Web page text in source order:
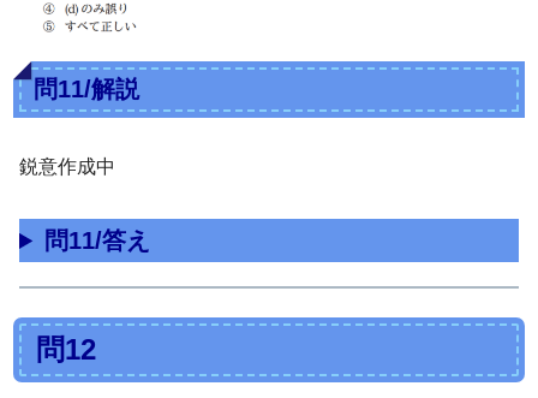
問11/解説
鋭意作成中
問11/答え
問12